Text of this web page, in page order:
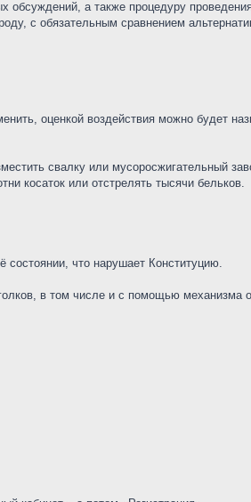
а также процедуру
с обязательным сравнением
оценкой воздействия можно будет
свалку или мусоросжигательный
косаток или отстрелять тысячи бельков.
что нарушает Конституцию.
в том числе и с помощью механизма